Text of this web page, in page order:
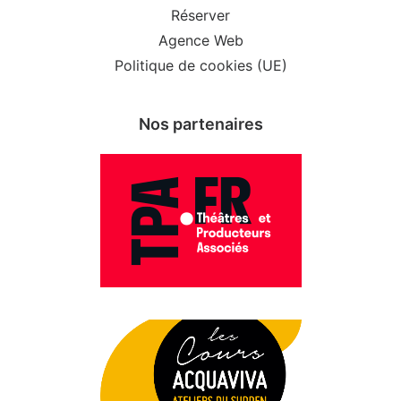
Réserver
Agence Web
Politique de cookies (UE)
Nos partenaires